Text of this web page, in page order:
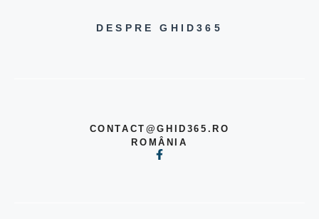
DESPRE GHID365
CONTACT@GHID365.RO
ROMÂNIA